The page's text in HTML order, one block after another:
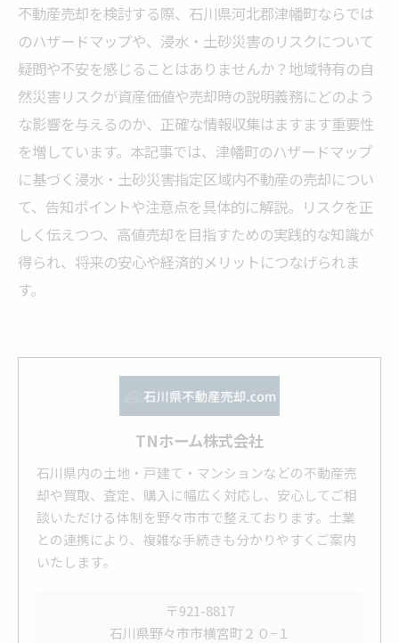
不動産売却を検討する際、石川県河北郡津幡町ならでは
のハザードマップや、浸水・土砂災害のリスクについて
疑問や不安を感じることはありませんか？地域特有の自
然災害リスクが資産価値や売却時の説明義務にどのよう
な影響を与えるのか、正確な情報収集はますます重要性
を増しています。本記事では、津幡町のハザードマップ
に基づく浸水・土砂災害指定区域内不動産の売却につい
て、告知ポイントや注意点を具体的に解説。リスクを正
しく伝えつつ、高値売却を目指すための実践的な知識が
得られ、将来の安心や経済的メリットにつなげられま
す。
TNホーム株式会社
石川県内の土地・戸建て・マンションなどの不動産売
却や買取、査定、購入に幅広く対応し、安心してご相
談いただける体制を野々市市で整えております。士業
との連携により、複雑な手続きも分かりやすくご案内
いたします。
〒921-8817
石川県野々市市横宮町２０−１